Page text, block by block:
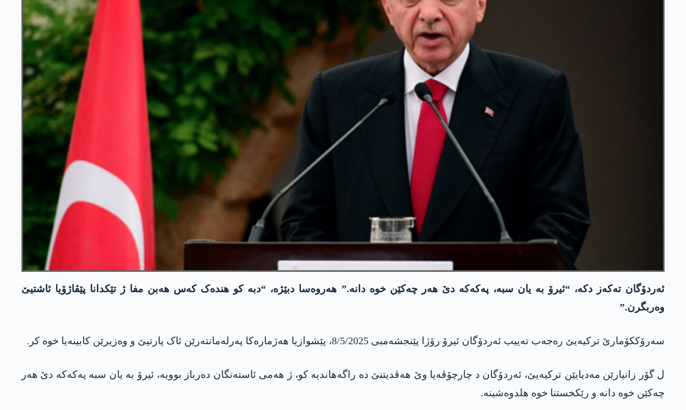
ئەردۆگان تەکەز دکە، “ئیرۆ بە یان سبە، پەکەکە دێ ھەر چەکێن خوە دانە.” ھەروەسا دبێژە، “دبە کو ھندەک کەس ھەبن مفا ژ تێکدانا پێڤاژۆیا ئاشتیێ
وەربگرن.”
سەرۆککۆمارێ ترکیەیێ رەجەب تەییب ئەردۆگان ئیرۆ رۆژا پێنجشەمبی 8/5/2025، پێشوازیا ھەژمارەکا پەرلەمانتەرێن ئاک پارتیێ و وەزیرێن کابینەیا خوە کر.
ل گۆر زانیارێن مەدیایێن ترکیەیێ، ئەردۆگان د چارچۆڤەیا وێ ھەڤدیتنێ دە راگەھاندیە کو، ژ ھەمی ئاستەنگان دەرباز بوویە، ئیرۆ بە یان سبە پەکەکە دێ ھەر
چەکێن خوە دانە و رێکخستنا خوە ھلدوەشینە.